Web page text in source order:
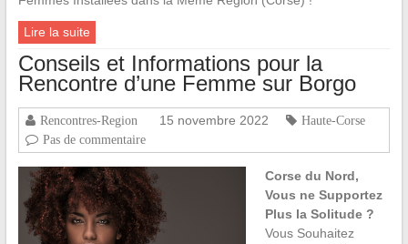
Lire la suite
Conseils et Informations pour la
Rencontre d’une Femme sur Borgo
Rencontres-Region 15 novembre 2022
Haute-Corse
Pas de commentaire
Corse du Nord,
Vous ne Supportez
Plus la Solitude ?
Vous Souhaitez